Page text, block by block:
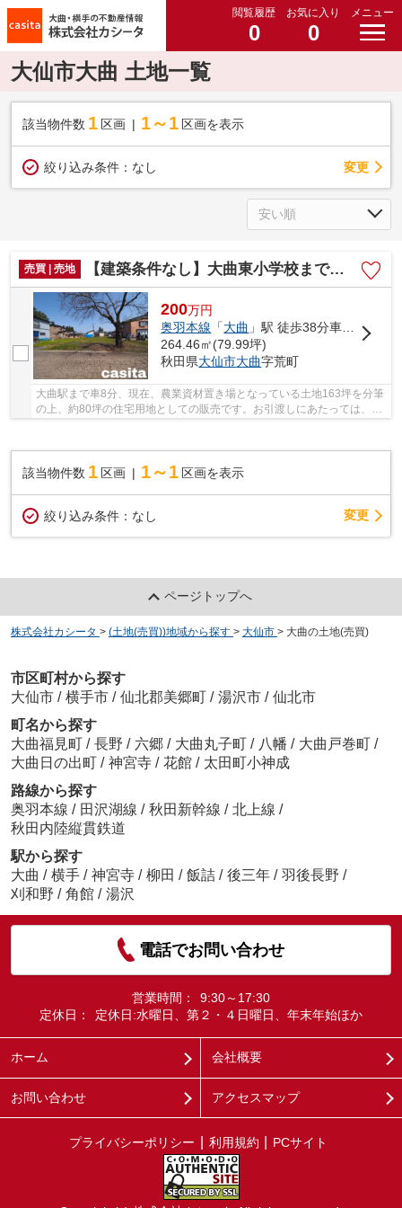
閲覧履歴
0
お気に入り
0
メニュー
大仙市大曲 土地一覧
該当物件数 1 区画 1～1 区画を表示
絞り込み条件： なし 変更
売買 | 売地 【建築条件なし】大曲東小学校まで約800m 南向き間口16.2m約80坪の住宅用地 大仙市大曲荒町
200万円
奥羽本線 「大曲 」駅 徒歩38分車8分
264.46㎡(79.99坪)
秋田県大仙市大曲字荒町
大曲駅まで車8分、現在、農業資材置き場となっている土地163坪を分筆
の上、約80坪の住宅用地としての販売です。お引渡しにあたっては、農
該当物件数 1 区画 1～1 区画を表示
絞り込み条件： なし 変更
ページトップへ
株式会社カシータ > (土地(売買))地域から探す > 大仙市 > 大曲の土地(売買)
市区町村から探す
大仙市 / 横手市 / 仙北郡美郷町 / 湯沢市 / 仙北市
町名から探す
大曲福見町 / 長野 / 六郷 / 大曲丸子町 / 八幡 / 大曲戸巻町 /
大曲日の出町 / 神宮寺 / 花館 / 太田町小神成
路線から探す
奥羽本線 / 田沢湖線 / 秋田新幹線 / 北上線 /
秋田内陸縦貫鉄道
駅から探す
大曲 / 横手 / 神宮寺 / 柳田 / 飯詰 / 後三年 / 羽後長野 /
刈和野 / 角館 / 湯沢
電話でお問い合わせ
営業時間：
9:30～17:30
定休日：
定休日:水曜日、第２・４日曜日、年末年始ほか
ホーム 会社概要
お問い合わせ アクセスマップ
プライバシーポリシー 利用規約 PCサイト